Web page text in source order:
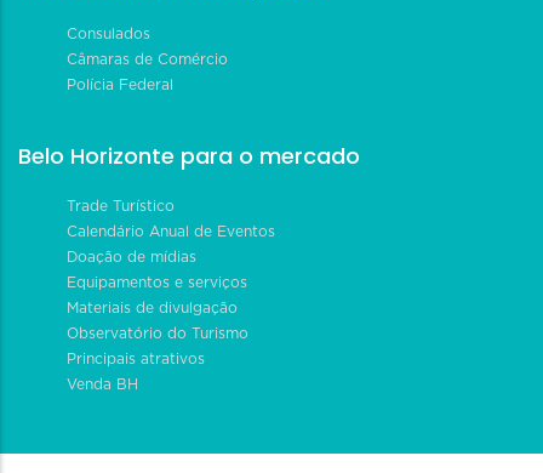
Consulados
Câmaras de Comércio
Polícia Federal
Belo Horizonte para o mercado
Trade Turístico
Calendário Anual de Eventos
Doação de mídias
Equipamentos e serviços
Materiais de divulgação
Observatório do Turismo
Principais atrativos
Venda BH